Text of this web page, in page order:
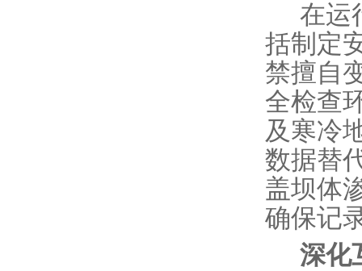
在运
括制定
禁擅自
全检查
及寒冷
数据替
盖坝体
确保记
深化